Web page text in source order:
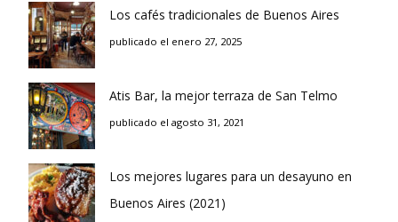
Los cafés tradicionales de Buenos Aires
publicado el enero 27, 2025
Atis Bar, la mejor terraza de San Telmo
publicado el agosto 31, 2021
Los mejores lugares para un desayuno en
Buenos Aires (2021)